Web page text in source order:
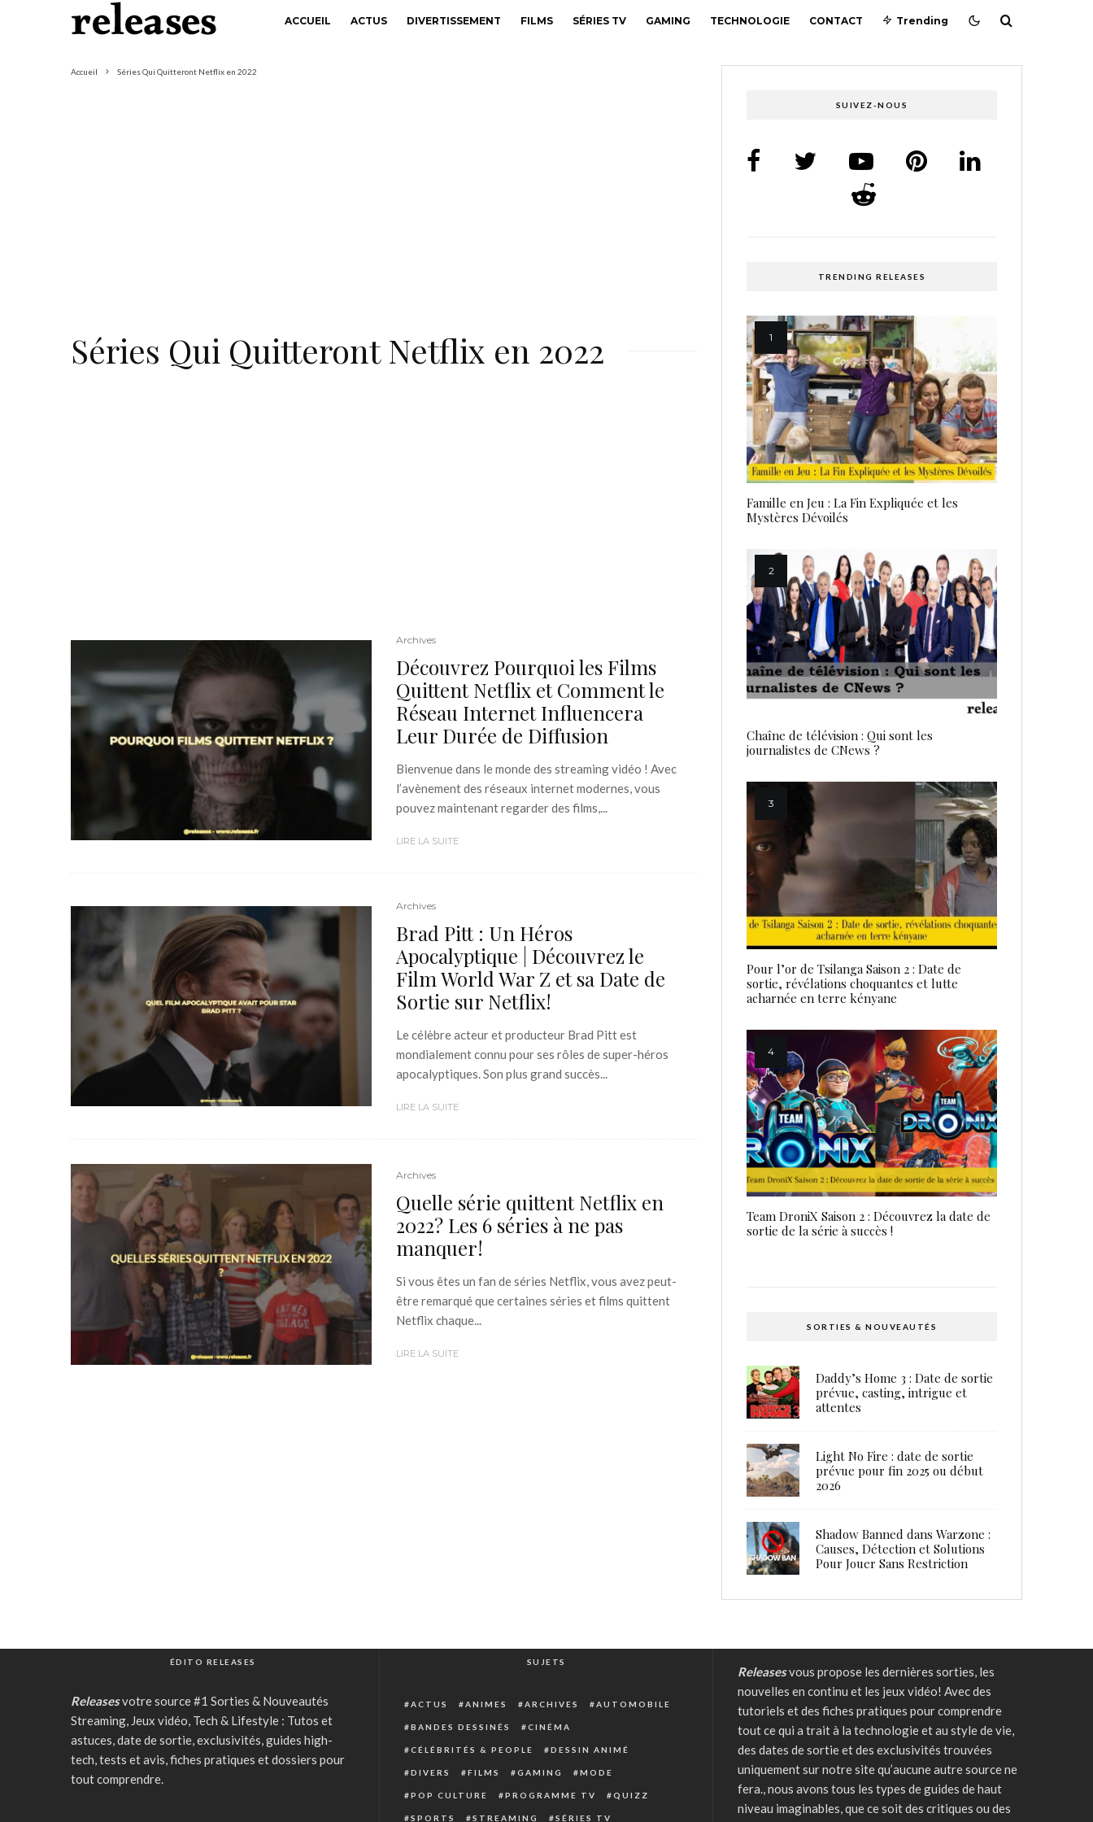
ACCUEIL ACTUS DIVERTISSEMENT FILMS SÉRIES TV GAMING TECHNOLOGIE CONTACT Trending
Accueil Séries Qui Quitteront Netflix en 2022
Séries Qui Quitteront Netflix en 2022
Archives
Découvrez Pourquoi les Films
Quittent Netflix et Comment le
Réseau Internet Influencera
Leur Durée de Diffusion
Bienvenue dans le monde des streaming vidéo ! Avec
l’avènement des réseaux internet modernes, vous
pouvez maintenant regarder des films,...
LIRE LA SUITE
Archives
Brad Pitt : Un Héros
Apocalyptique | Découvrez le
Film World War Z et sa Date de
Sortie sur Netflix!
Le célèbre acteur et producteur Brad Pitt est
mondialement connu pour ses rôles de super-héros
apocalyptiques. Son plus grand succès...
LIRE LA SUITE
Archives
Quelle série quittent Netflix en
2022? Les 6 séries à ne pas
manquer!
Si vous êtes un fan de séries Netflix, vous avez peut-
être remarqué que certaines séries et films quittent
Netflix chaque...
LIRE LA SUITE
SUIVEZ-NOUS
TRENDING RELEASES
Famille en Jeu : La Fin Expliquée et les
Mystères Dévoilés
Chaîne de télévision : Qui sont les
journalistes de CNews ?
Pour l’or de Tsilanga Saison 2 : Date de
sortie, révélations choquantes et lutte
acharnée en terre kényane
Team DroniX Saison 2 : Découvrez la date de
sortie de la série à succès !
SORTIES & NOUVEAUTÉS
Daddy’s Home 3 : Date de sortie
prévue, casting, intrigue et
attentes
Light No Fire : date de sortie
prévue pour fin 2025 ou début
2026
Shadow Banned dans Warzone :
Causes, Détection et Solutions
Pour Jouer Sans Restriction
ÉDITO RELEASES
Releasesvotre source #1 Sorties & Nouveautés
Streaming, Jeux vidéo, Tech & Lifestyle : Tutos et
astuces, date de sortie, exclusivités, guides high-
tech, tests et avis, fiches pratiques et dossiers pour
tout comprendre.
SUJETS
ACTUS ANIMES ARCHIVES AUTOMOBILE
BANDES DESSINÉS CINÉMA
CÉLÉBRITÉS & PEOPLE DESSIN ANIMÉ
DIVERS FILMS GAMING MODE
POP CULTURE PROGRAMME TV QUIZZ
SPORTS STREAMING SÉRIES TV
Releasesvous propose les dernières sorties, les
nouvelles en continu et les jeux vidéo! Avec des
tutoriels et des fiches pratiques pour comprendre
tout ce qui a trait à la technologie et au style de vie,
des dates de sortie et des exclusivités trouvées
uniquement sur notre site qu’aucune autre source ne
fera., nous avons tous les types de guides de haut
niveau imaginables, que ce soit des critiques ou des